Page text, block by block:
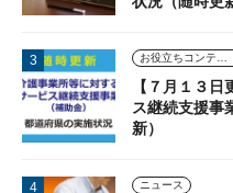
お役立ちコンテンツ
【７月１３
ス継続支援
新）
ニュース